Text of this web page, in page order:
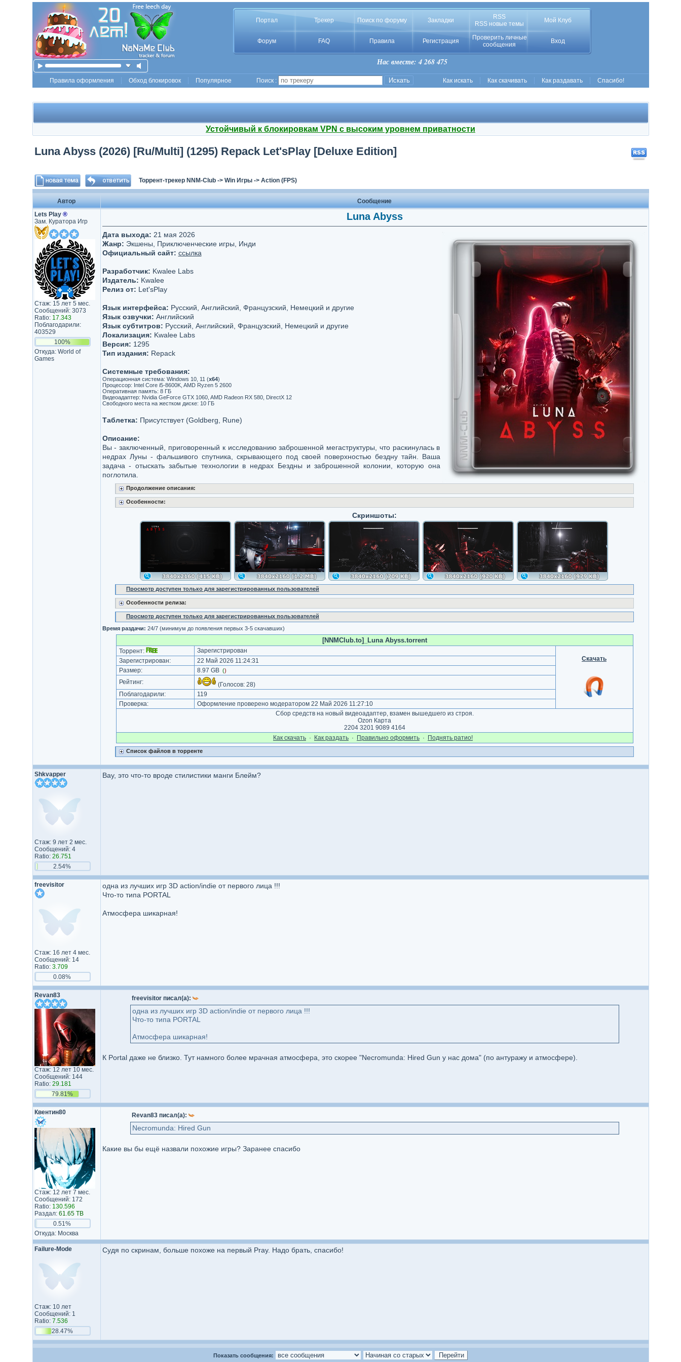
Портал Трекер Поиск по форуму Закладки
RSS
RSS новые темы
Мой Клуб
Форум FAQ Правила Регистрация
Проверить личные
сообщения
Вход
Нас вместе: 4 268 475
Правила оформления Обход блокировок Популярное Поиск : Как искать Как скачивать Как раздавать Спасибо!
Устойчивый к блокировкам VPN с высоким уровнем приватности
Luna Abyss (2026) [Ru/Multi] (1295) Repack Let'sРlay [Deluxe Edition]
Торрент-трекер NNM-Club-> Win Игры-> Action (FPS)
Автор
Сообщение
Lets Play ®
Зам. Куратора Игр
Стаж: 15 лет 5 мес.
Сообщений: 3073
Ratio: 17.343
Поблагодарили:
403529
100%
Откуда: World of
Games
Luna Abyss
Дата выхода: 21 мая 2026
Жанр: Экшены, Приключенческие игры, Инди
Официальный сайт: ссылка
Разработчик: Kwalee Labs
Издатель: Kwalee
Релиз от: Let'sРlay
Язык интерфейса: Русский, Английский, Французский, Немецкий и другие
Язык озвучки: Английский
Язык субтитров: Русский, Английский, Французский, Немецкий и другие
Локализация: Kwalee Labs
Версия: 1295
Тип издания: Repack
Системные требования:
Операционная система: Windows 10, 11 (х64)
Процессор: Intel Core i5-8600K, AMD Ryzen 5 2600
Оперативная память: 8 ГБ
Видеоадаптер: Nvidia GeForce GTX 1060, AMD Radeon RX 580, DirectX 12
Свободного места на жестком диске: 10 ГБ
Таблетка: Присутствует (Goldberg, Rune)
Описание:
Вы - заключенный, приговоренный к исследованию заброшенной мегаструктуры, что раскинулась в
недрах Луны - фальшивого спутника, скрывающего под своей поверхностью бездну тайн. Ваша
задача - отыскать забытые технологии в недрах Бездны и заброшенной колонии, которую она
поглотила.
Продолжение описания:
Особенности:
Скриншоты:
Просмотр доступен только для зарегистрированных пользователей
Особенности релиза:
Просмотр доступен только для зарегистрированных пользователей
Время раздачи: 24/7 (минимум до появления первых 3-5 скачавших)
[NNMClub.to]_Luna Abyss.torrent
Торрент:
Зарегистрирован
Скачать
Зарегистрирован:
22 Май 2026 11:24:31
Размер:
8.97 GB ()
Рейтинг: (Голосов: 28)
Поблагодарили:
119
Проверка:
Оформление проверено модератором 22 Май 2026 11:27:10
Сбор средств на новый видеоадаптер, взамен вышедшего из строя.
Ozon Карта
2204 3201 9089 4164
Как cкачать · Как раздать · Правильно оформить · Поднять ратио!
Список файлов в торренте
Shkvapper
Стаж: 9 лет 2 мес.
Сообщений: 4
Ratio: 26.751
2.54%
Вау, это что-то вроде стилистики манги Блейм?
freevisitor
Стаж: 16 лет 4 мес.
Сообщений: 14
Ratio: 3.709
0.08%
одна из лучших игр 3D action/indie от первого лица !!!
Что-то типа PORTAL
Атмосфера шикарная!
Revan83
Стаж: 12 лет 10 мес.
Сообщений: 144
Ratio: 29.181
79.81%
freevisitor писал(а):
одна из лучших игр 3D action/indie от первого лица !!!
Что-то типа PORTAL
Атмосфера шикарная!
К Portal даже не близко. Тут намного более мрачная атмосфера, это скорее "Necromunda: Hired Gun у нас дома" (по антуражу и атмосфере).
Квентин80
Стаж: 12 лет 7 мес.
Сообщений: 172
Ratio: 130.596
Раздал: 61.65 TB
0.51%
Откуда: Москва
Revan83 писал(а):
Necromunda: Hired Gun
Какие вы бы ещё назвали похожие игры? Заранее спасибо
Failure-Mode
Стаж: 10 лет
Сообщений: 1
Ratio: 7.536
28.47%
Судя по скринам, больше похоже на первый Pray. Надо брать, спасибо!
Показать сообщения: